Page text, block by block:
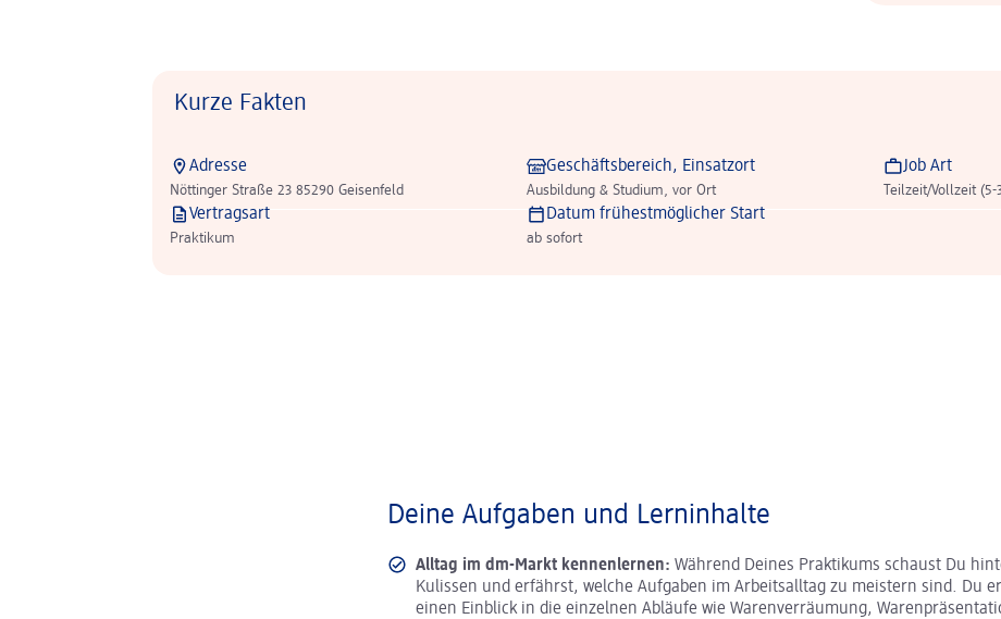
Kurze Fakten
Adresse
Nöttinger Straße 23 85290 Geisenfeld
Geschäftsbereich, Einsatzort
Ausbildung & Studium, vor Ort
Job Art
Teilzeit/Vollzeit
Vertragsart
Praktikum
Datum frühestmöglicher Start
ab sofort
Deine Aufgaben und Lerninhalte
Alltag im dm-Markt kennenlernen: Während Deines Praktikums schaust Du
Kulissen und erfährst, welche Aufgaben im Arbeitsalltag zu meistern sind. Du
einen Einblick in die einzelnen Abläufe wie Warenverräumung,